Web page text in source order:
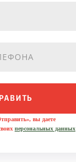
вы даете
персональных данных